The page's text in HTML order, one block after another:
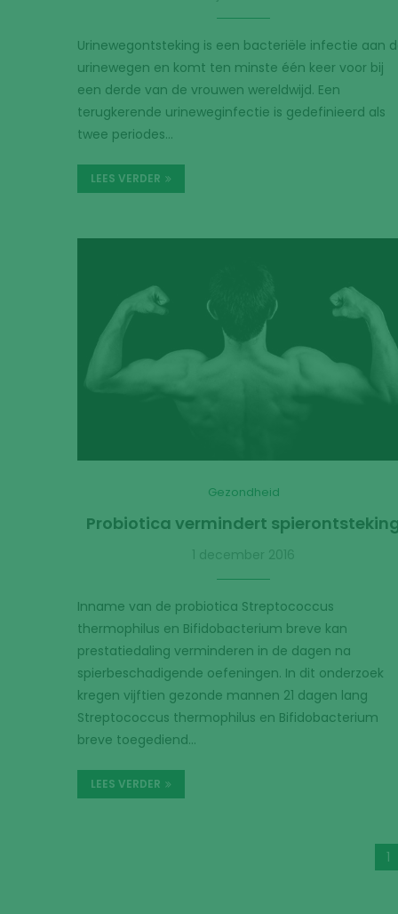
Urinewegontsteking is een bacteriële infectie aan
urinewegen en komt ten minste één keer voor bij
een derde van de vrouwen wereldwijd. Een
terugkerende urineweginfectie is gedefinieerd als
twee periodes…
LEES VERDER
Gezondheid
Probiotica vermindert
1 december 2016
Inname van de probiotica Streptococcus
thermophilus en Bifidobacterium breve kan
prestatiedaling verminderen in de dagen na
spierbeschadigende oefeningen. In dit onderzoek
kregen vijftien gezonde mannen 21 dagen lang
Streptococcus thermophilus en Bifidobacterium
breve toegediend…
LEES VERDER
1